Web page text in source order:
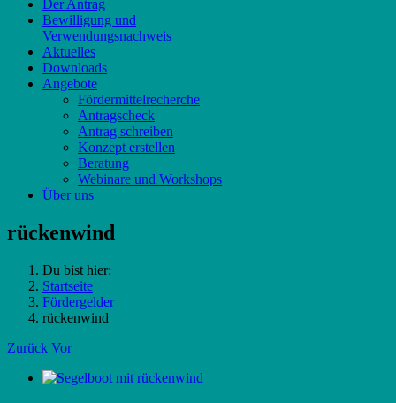
Der Antrag
Bewilligung und
Verwendungsnachweis
Aktuelles
Downloads
Angebote
Fördermittelrecherche
Antragscheck
Antrag schreiben
Konzept erstellen
Beratung
Webinare und Workshops
Über uns
rückenwind
Du bist hier:
Startseite
Fördergelder
rückenwind
Zurück Vor
Zeige